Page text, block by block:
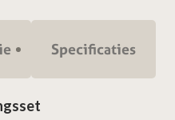
Specificaties